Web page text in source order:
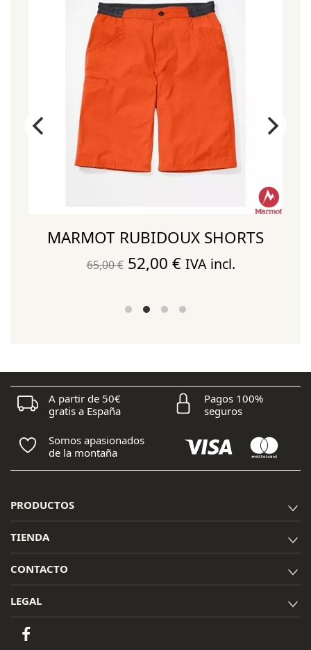
MARMOT RUBIDOUX SHORTS
65,00€ El
original
52,00 €El
actual
IVA incl.
A partir de 50€
gratis a España
Pagos 100%
seguros
Somos apasionados
de la montaña
PRODUCTOS
TIENDA
CONTACTO
LEGAL